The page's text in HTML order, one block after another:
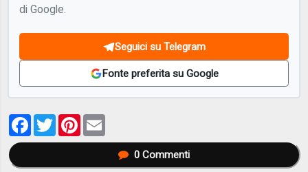
di Google.
Seguici su Telegram
Fonte preferita su Google
Facebook
TwitterPinterest
0Commenti